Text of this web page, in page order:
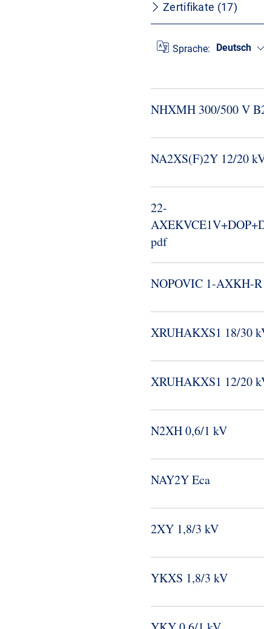
Zertifikate (17)
Sprache: Deutsch
NHXMH 300/500 V
NA2XS(F)2Y 12/20
22-​
pdf
NOPOVIC 1-​AXKH-​R
XRUHAKXS1 18/30
XRUHAKXS1 12/20
N2XH 0,6/1 kV
NAY2Y Eca
2XY 1,8/3 kV
YKXS 1,8/3 kV